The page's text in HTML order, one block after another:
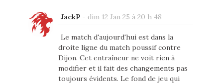
JackP- dim 12 Jan 25 à 20 h 48
Le match d'aujourd'hui est dans la
droite ligne du match poussif contre
Dijon. Cet entraîneur ne voit rien à
modifier et il fait des changements pas
toujours évidents. Le fond de jeu qui